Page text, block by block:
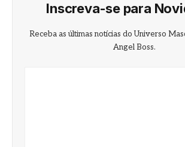
Inscreva-se para
Receba as últimas notícias do Universo
Angel Boss.